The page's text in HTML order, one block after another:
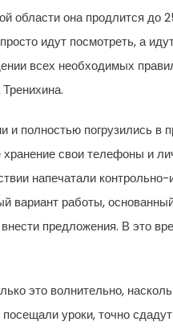
она продлится до
идут посмотреть, а
всех необходимых
полностью погрузились в
свои телефоны и
напечатали
работы,
предложения. В это
это волнительно,
уроки, точно